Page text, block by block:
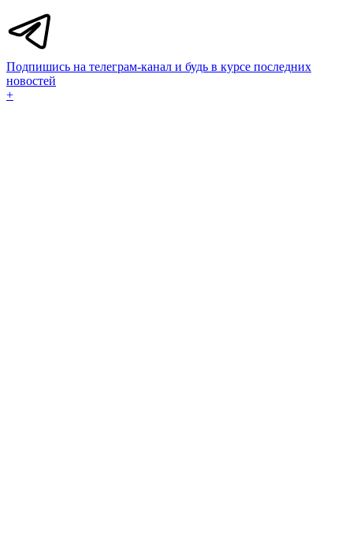
Подпишись на телеграм-канал и будь в курсе последних
новостей
+